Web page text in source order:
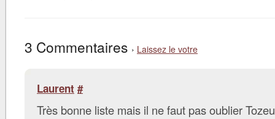
3 Commentaires › Laissez le votre
Laurent #
Très bonne liste mais il ne faut pas oublier